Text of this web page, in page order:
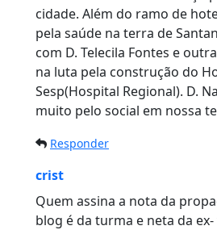
cidade. Além do ramo de
pela saúde na terra de
com D. Telecila Fontes e
na luta pela construção do
Sesp(Hospital Regional). D.
muito pelo social em nossa
Responder
crist
Quem assina a nota da
blog é da turma e neta da